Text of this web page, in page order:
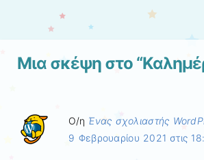
Πλοήγηση άρθρων
Μια σκέψη στο “
Ο/η Ένας σχολιαστής
9 Φεβρουαρίου 2021 στις